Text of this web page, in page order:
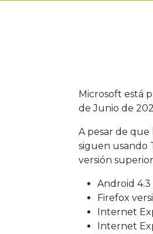
Microsoft está
de Junio de
A pesar de que
siguen usando
versión
Android
Firefox
Internet
Internet